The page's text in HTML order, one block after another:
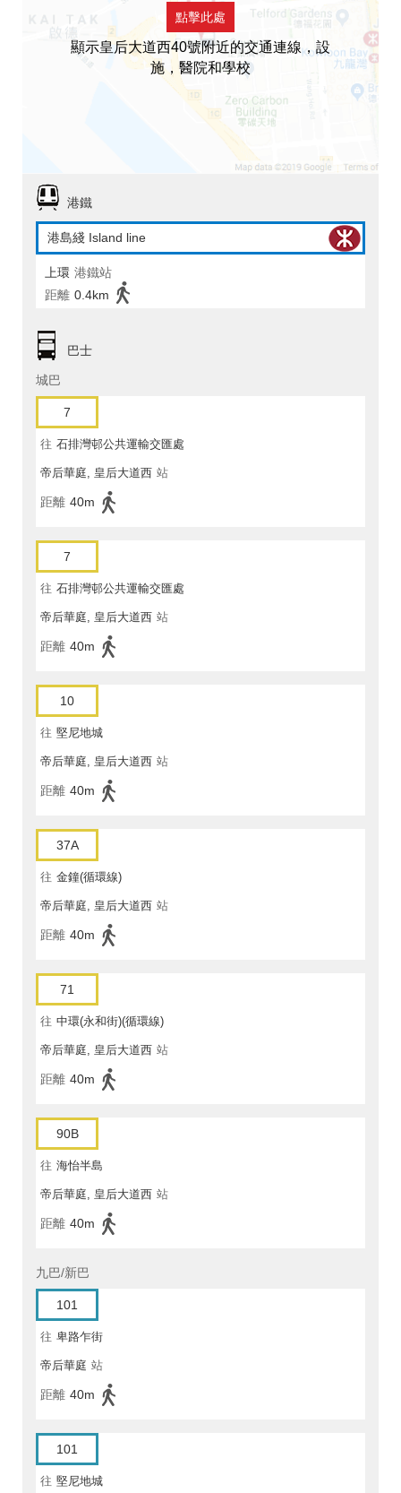
點擊此處
顯示皇后大道西40號附近的交通連線，設
施，醫院和學校
港鐵
港島綫 Island line
上環 港鐵站
距離 0.4km
巴士
城巴
7
往 石排灣邨公共運輸交匯處
帝后華庭, 皇后大道西 站
距離 40m
7
往 石排灣邨公共運輸交匯處
帝后華庭, 皇后大道西 站
距離 40m
10
往 堅尼地城
帝后華庭, 皇后大道西 站
距離 40m
37A
往 金鐘(循環線)
帝后華庭, 皇后大道西 站
距離 40m
71
往 中環(永和街)(循環線)
帝后華庭, 皇后大道西 站
距離 40m
90B
往 海怡半島
帝后華庭, 皇后大道西 站
距離 40m
九巴/新巴
101
往 卑路乍街
帝后華庭 站
距離 40m
101
往 堅尼地城